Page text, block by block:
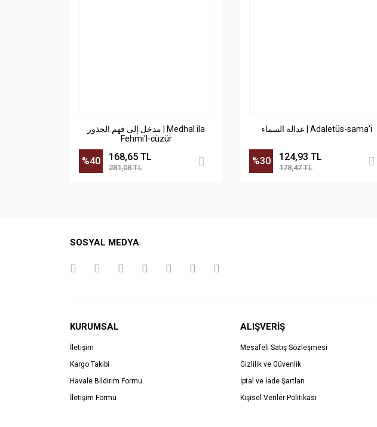
مدخل إلى فهم الجذور | Medhal ila
Fehmi'l-cüzür
%40 168,65 TL
281,08 TL
عدالة السماء | Adaletüs-sama'i
%30 124,93 TL
178,47 TL
SOSYAL MEDYA
KURUMSAL
İletişim
Kargo Takibi
Havale Bildirim Formu
İletişim Formu
ALIŞVERİŞ
Mesafeli Satış Sözleşmesi
Gizlilik ve Güvenlik
İptal ve İade Şartları
Kişisel Veriler Politikası